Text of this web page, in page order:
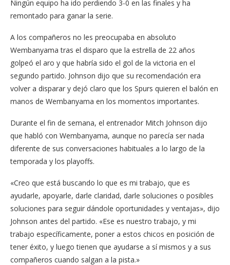
Ningún equipo ha ido perdiendo 3-0 en las finales y ha
remontado para ganar la serie.
A los compañeros no les preocupaba en absoluto
Wembanyama tras el disparo que la estrella de 22 años
golpeó el aro y que habría sido el gol de la victoria en el
segundo partido. Johnson dijo que su recomendación era
volver a disparar y dejó claro que los Spurs quieren el balón en
manos de Wembanyama en los momentos importantes.
Durante el fin de semana, el entrenador Mitch Johnson dijo
que habló con Wembanyama, aunque no parecía ser nada
diferente de sus conversaciones habituales a lo largo de la
temporada y los playoffs.
«Creo que está buscando lo que es mi trabajo, que es
ayudarle, apoyarle, darle claridad, darle soluciones o posibles
soluciones para seguir dándole oportunidades y ventajas», dijo
Johnson antes del partido. «Ese es nuestro trabajo, y mi
trabajo específicamente, poner a estos chicos en posición de
tener éxito, y luego tienen que ayudarse a sí mismos y a sus
compañeros cuando salgan a la pista.»